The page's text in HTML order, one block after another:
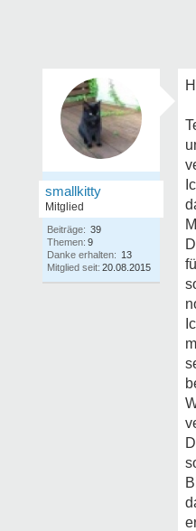
smallkitty
Mitglied
Beiträge: 39
Themen: 9
Danke erhalten: 13
Mitglied seit: 20.08.2015